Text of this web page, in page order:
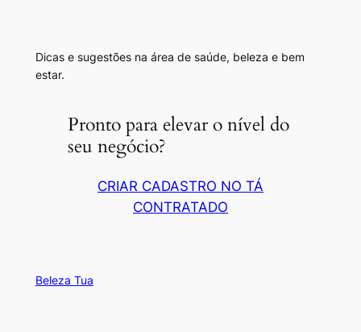
Dicas e sugestões na área de saúde, beleza e bem
estar.
Pronto para elevar o nível do
seu negócio?
CRIAR CADASTRO NO TÁ
CONTRATADO
Beleza Tua